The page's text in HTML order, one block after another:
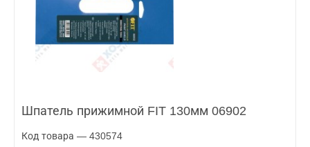
Шпатель прижимной FIT 130мм 06902
Код товара — 430574